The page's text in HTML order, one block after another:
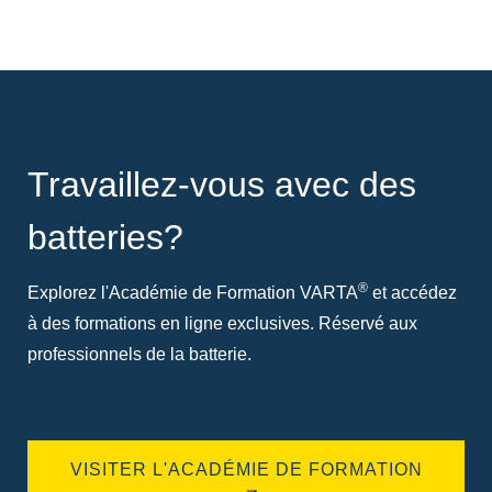
Travaillez-vous avec des
batteries?
Explorez l'Académie de Formation VARTA® et accédez
à des formations en ligne exclusives. Réservé aux
professionnels de la batterie.
VISITER L'ACADÉMIE DE FORMATION